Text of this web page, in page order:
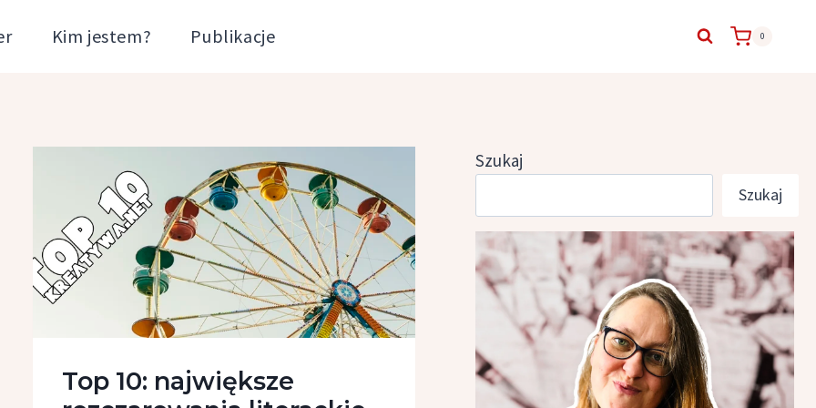
Kim jestem? Publikacje 0
Top 10: największe
Szukaj
Szukaj